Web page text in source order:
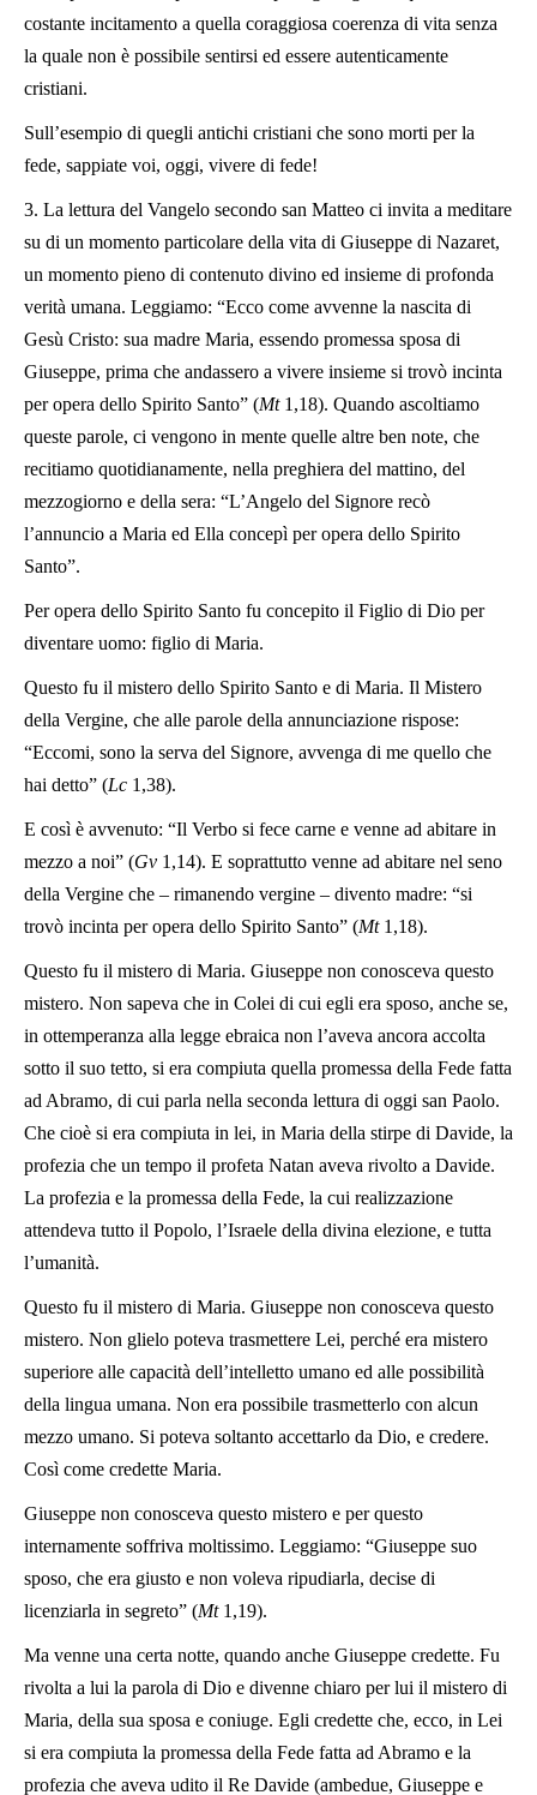
costante incitamento a quella coraggiosa coerenza di vita senza
la quale non è possibile sentirsi ed essere autenticamente
cristiani.
Sull’esempio di quegli antichi cristiani che sono morti per la
fede, sappiate voi, oggi, vivere di fede!
3. La lettura del Vangelo secondo san Matteo ci invita a meditare
su di un momento particolare della vita di Giuseppe di Nazaret,
un momento pieno di contenuto divino ed insieme di profonda
verità umana. Leggiamo: “Ecco come avvenne la nascita di
Gesù Cristo: sua madre Maria, essendo promessa sposa di
Giuseppe, prima che andassero a vivere insieme si trovò incinta
per opera dello Spirito Santo” (Mt1,18). Quando ascoltiamo
queste parole, ci vengono in mente quelle altre ben note, che
recitiamo quotidianamente, nella preghiera del mattino, del
mezzogiorno e della sera: “L’Angelo del Signore recò
l’annuncio a Maria ed Ella concepì per opera dello Spirito
Santo”.
Per opera dello Spirito Santo fu concepito il Figlio di Dio per
diventare uomo: figlio di Maria.
Questo fu il mistero dello Spirito Santo e di Maria. Il Mistero
della Vergine, che alle parole della annunciazione rispose:
“Eccomi, sono la serva del Signore, avvenga di me quello che
hai detto” (Lc 1,38).
E così è avvenuto: “Il Verbo si fece carne e venne ad abitare in
mezzo a noi” (Gv 1,14). E soprattutto venne ad abitare nel seno
della Vergine che – rimanendo vergine – divento madre: “si
trovò incinta per opera dello Spirito Santo” (Mt 1,18).
Questo fu il mistero di Maria. Giuseppe non conosceva questo
mistero. Non sapeva che in Colei di cui egli era sposo, anche se,
in ottemperanza alla legge ebraica non l’aveva ancora accolta
sotto il suo tetto, si era compiuta quella promessa della Fede fatta
ad Abramo, di cui parla nella seconda lettura di oggi san Paolo.
Che cioè si era compiuta in lei, in Maria della stirpe di Davide, la
profezia che un tempo il profeta Natan aveva rivolto a Davide.
La profezia e la promessa della Fede, la cui realizzazione
attendeva tutto il Popolo, l’Israele della divina elezione, e tutta
l’umanità.
Questo fu il mistero di Maria. Giuseppe non conosceva questo
mistero. Non glielo poteva trasmettere Lei, perché era mistero
superiore alle capacità dell’intelletto umano ed alle possibilità
della lingua umana. Non era possibile trasmetterlo con alcun
mezzo umano. Si poteva soltanto accettarlo da Dio, e credere.
Così come credette Maria.
Giuseppe non conosceva questo mistero e per questo
internamente soffriva moltissimo. Leggiamo: “Giuseppe suo
sposo, che era giusto e non voleva ripudiarla, decise di
licenziarla in segreto” (Mt1,19).
Ma venne una certa notte, quando anche Giuseppe credette. Fu
rivolta a lui la parola di Dio e divenne chiaro per lui il mistero di
Maria, della sua sposa e coniuge. Egli credette che, ecco, in Lei
si era compiuta la promessa della Fede fatta ad Abramo e la
profezia che aveva udito il Re Davide (ambedue, Giuseppe e